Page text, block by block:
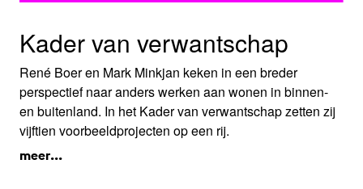
Kader van verwantschap
René Boer en Mark Minkjan keken in een breder
perspectief naar anders werken aan wonen in binnen-
en buitenland. In het Kader van verwantschap zetten zij
vijftien voorbeeldprojecten op een rij.
meer...